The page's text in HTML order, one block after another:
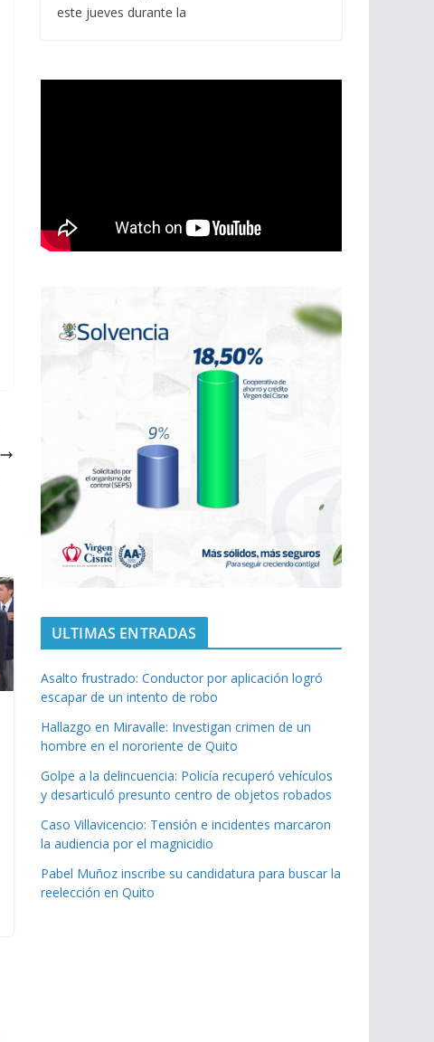
este jueves durante la
ULTIMAS ENTRADAS
Asalto frustrado: Conductor por aplicación logró
escapar de un intento de robo
Hallazgo en Miravalle: Investigan crimen de un
hombre en el nororiente de Quito
Golpe a la delincuencia: Policía recuperó vehículos
y desarticuló presunto centro de objetos robados
Caso Villavicencio: Tensión e incidentes marcaron
la audiencia por el magnicidio
Pabel Muñoz inscribe su candidatura para buscar la
reelección en Quito